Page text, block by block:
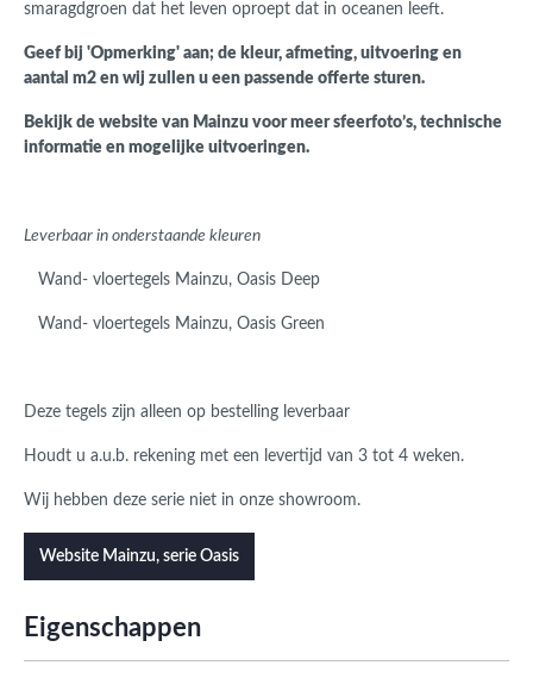
smaragdgroen dat het leven oproept dat in oceanen leeft.
Geef bij 'Opmerking' aan; de kleur, afmeting, uitvoering en
aantal m2 en wij zullen u een passende offerte sturen.
Bekijk de website van Mainzu voor meer sfeerfoto’s, technische
informatie en mogelijke uitvoeringen.
Leverbaar in onderstaande kleuren
Wand- vloertegels Mainzu, Oasis Deep
Wand- vloertegels Mainzu, Oasis Green
Deze tegels zijn alleen op bestelling leverbaar
Houdt u a.u.b. rekening met een levertijd van 3 tot 4 weken.
Wij hebben deze serie niet in onze showroom.
Website Mainzu, serie Oasis
Eigenschappen